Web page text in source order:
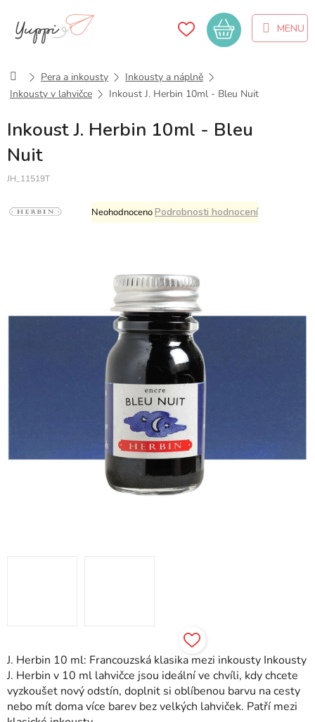
obsah
Nákupní
košík
DomůPera a inkousty
Inkousty a náplně
Inkousty v lahvičce
Inkoust J. Herbin 10ml - Bleu Nuit
Inkoust J. Herbin 10ml - Bleu
Nuit
JH_11519T
Průměrné
hodnocení
hvězdiček.
NeohodnocenoPodrobnosti hodnocení
J. Herbin 10 ml: Francouzská klasika mezi inkousty Inkousty
J. Herbin v 10 ml lahvičce jsou ideální ve chvíli, kdy chcete
vyzkoušet nový odstín, doplnit si oblíbenou barvu na cesty
nebo mít doma více barev bez velkých lahviček. Patří mezi